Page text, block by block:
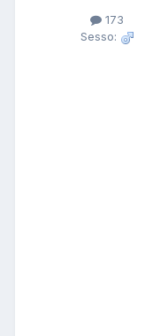
173
Sesso: